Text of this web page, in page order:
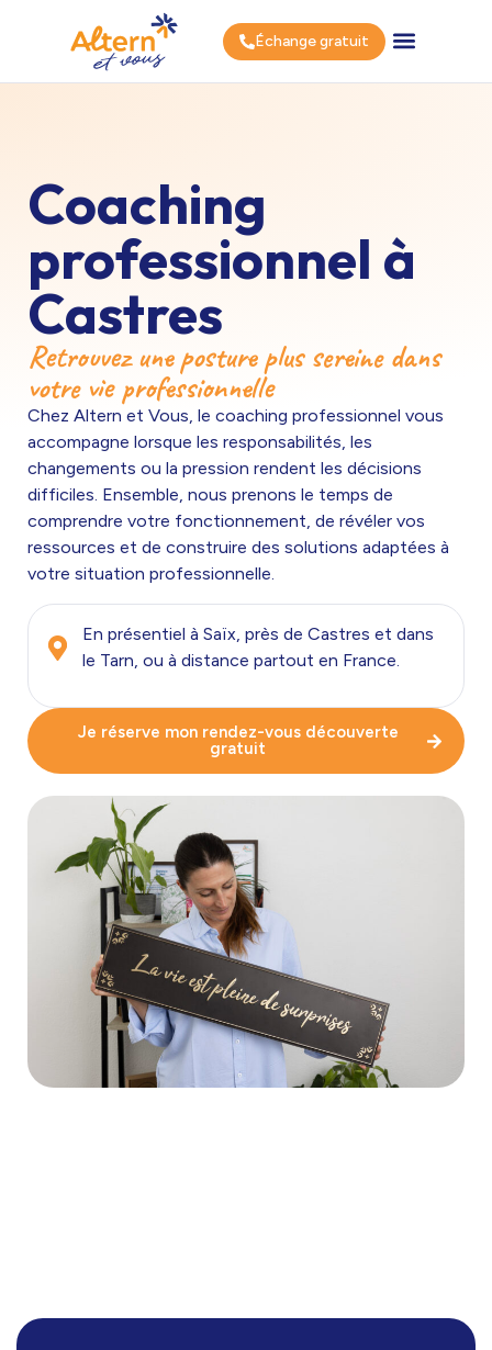
Échange gratuit
Coaching
professionnel à
Castres
Retrouvez une posture plus sereine dans
votre vie professionnelle
Chez Altern et Vous, le coaching professionnel vous
accompagne lorsque les responsabilités, les
changements ou la pression rendent les décisions
difficiles. Ensemble, nous prenons le temps de
comprendre votre fonctionnement, de révéler vos
ressources et de construire des solutions adaptées à
votre situation professionnelle.
En présentiel à Saïx, près de Castres et dans
le Tarn, ou à distance partout en France.
Je réserve mon rendez-vous découverte
gratuit